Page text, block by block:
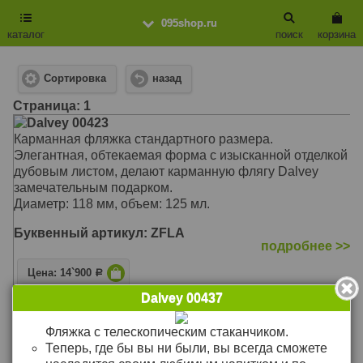
095shop.ru
каталог
корзина
поиск
Сортировка назад
Cтраница: 1
Dalvey 00423
Карманная фляжка стандартного размера.
Элегантная, обтекаемая форма с изысканной отделкой
дубовым листом, делают карманную флягу Dalvey
замечательным подарком.
Диаметр: 118 мм, объем: 125 мл.
Буквенный артикул: ZFLA
подробнее >>
Цена: 14`900 Р
Подарочный набор для гольфа.
В набор входит: фляга 196 мл, комбинированная со
складным стаканчиком, персональная бирка, вилка для
Dalvey 00437
Фляжка с телескопическим стаканчиком.
Теперь, где бы вы ни были, вы всегда сможете